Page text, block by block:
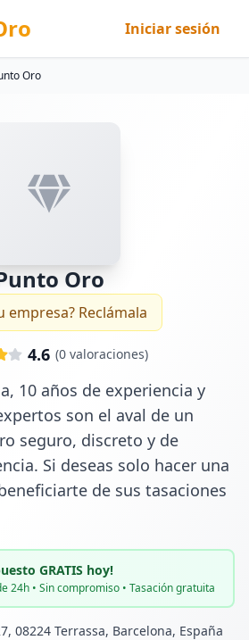
Iniciar sesión
Oro
Oro
empresa? Reclámala
4.6 (0valoraciones)
10 años de experiencia y
son el aval de un
seguro, discreto y de
Si deseas solo hacer una
de sus tasaciones
GRATIS hoy!
24h • Sin compromiso • Tasación gratuita
08224 Terrassa, Barcelona, España